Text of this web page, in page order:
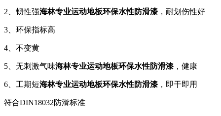
2、韧性强海林专业运动地板环保水性防滑漆 ，耐划伤性好
3、环保指标高
4、不变黄
5、无刺激气味海林专业运动地板环保水性防滑漆 ，健康
6、工期短海林专业运动地板环保水性防滑漆 ，即干即用
符合DIN18032防滑标准